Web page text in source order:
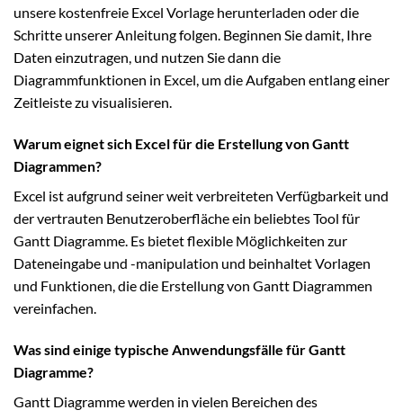
unsere kostenfreie Excel Vorlage herunterladen oder die
Schritte unserer Anleitung folgen. Beginnen Sie damit, Ihre
Daten einzutragen, und nutzen Sie dann die
Diagrammfunktionen in Excel, um die Aufgaben entlang einer
Zeitleiste zu visualisieren.
Warum eignet sich Excel für die Erstellung von Gantt
Diagrammen?
Excel ist aufgrund seiner weit verbreiteten Verfügbarkeit und
der vertrauten Benutzeroberfläche ein beliebtes Tool für
Gantt Diagramme. Es bietet flexible Möglichkeiten zur
Dateneingabe und -manipulation und beinhaltet Vorlagen
und Funktionen, die die Erstellung von Gantt Diagrammen
vereinfachen.
Was sind einige typische Anwendungsfälle für Gantt
Diagramme?
Gantt Diagramme werden in vielen Bereichen des